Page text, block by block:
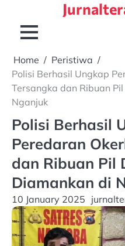
content
Home
Peristiwa
Polisi Berhasil Ungkap
Tersangka dan Ribuan
Nganjuk
Polisi Berhasil
Peredaran
dan Ribuan Pil
Diamankan di
10 January 2025